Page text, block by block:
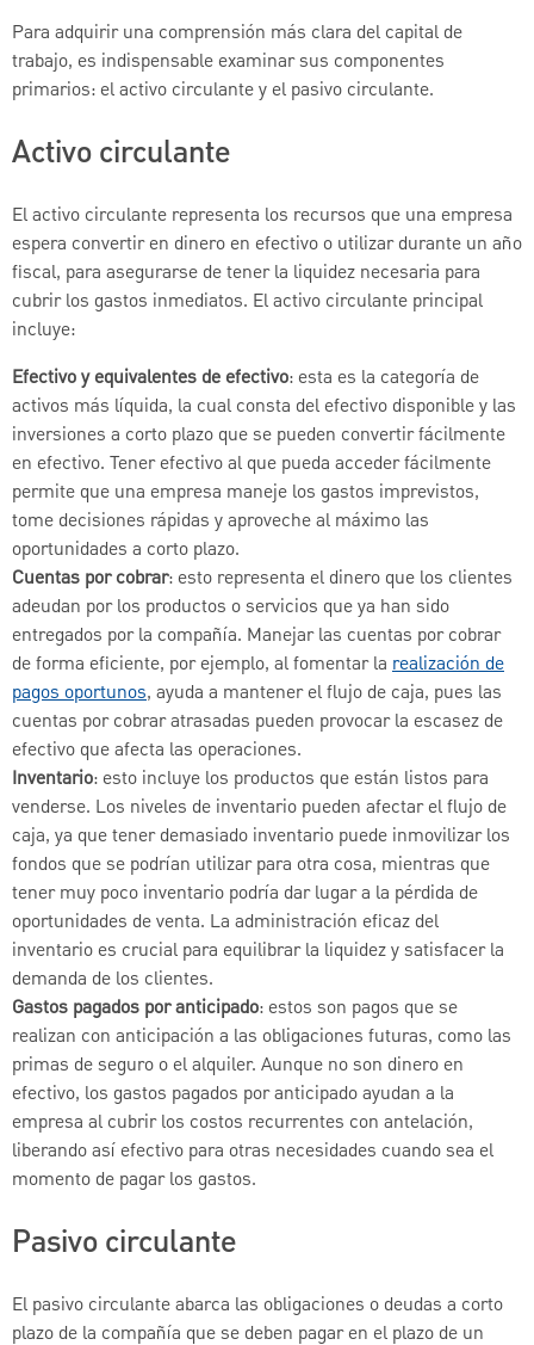
Para adquirir una comprensión más clara del capital de
trabajo, es indispensable examinar sus componentes
primarios: el activo circulante y el pasivo circulante.
Activo circulante
El activo circulante representa los recursos que una empresa
espera convertir en dinero en efectivo o utilizar durante un año
fiscal, para asegurarse de tener la liquidez necesaria para
cubrir los gastos inmediatos. El activo circulante principal
incluye:
Efectivo y equivalentes de efectivo: esta es la categoría de
activos más líquida, la cual consta del efectivo disponible y las
inversiones a corto plazo que se pueden convertir fácilmente
en efectivo. Tener efectivo al que pueda acceder fácilmente
permite que una empresa maneje los gastos imprevistos,
tome decisiones rápidas y aproveche al máximo las
oportunidades a corto plazo.
Cuentas por cobrar: esto representa el dinero que los clientes
adeudan por los productos o servicios que ya han sido
entregados por la compañía. Manejar las cuentas por cobrar
de forma eficiente, por ejemplo, al fomentar la realización de
pagos oportunos, ayuda a mantener el flujo de caja, pues las
cuentas por cobrar atrasadas pueden provocar la escasez de
efectivo que afecta las operaciones.
Inventario: esto incluye los productos que están listos para
venderse. Los niveles de inventario pueden afectar el flujo de
caja, ya que tener demasiado inventario puede inmovilizar los
fondos que se podrían utilizar para otra cosa, mientras que
tener muy poco inventario podría dar lugar a la pérdida de
oportunidades de venta. La administración eficaz del
inventario es crucial para equilibrar la liquidez y satisfacer la
demanda de los clientes.
Gastos pagados por anticipado: estos son pagos que se
realizan con anticipación a las obligaciones futuras, como las
primas de seguro o el alquiler. Aunque no son dinero en
efectivo, los gastos pagados por anticipado ayudan a la
empresa al cubrir los costos recurrentes con antelación,
liberando así efectivo para otras necesidades cuando sea el
momento de pagar los gastos.
Pasivo circulante
El pasivo circulante abarca las obligaciones o deudas a corto
plazo de la compañía que se deben pagar en el plazo de un